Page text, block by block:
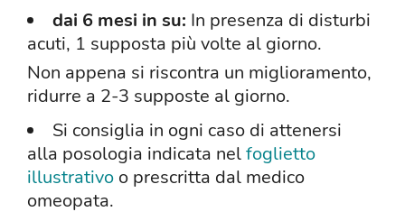
dai 6 mesi in su: In presenza di disturbi
acuti, 1 supposta più volte al giorno.
Non appena si riscontra un miglioramento,
ridurre a 2-3 supposte al giorno.
Si consiglia in ogni caso di attenersi
alla posologia indicata nelfoglietto
illustrativo o prescritta dal medico
omeopata.